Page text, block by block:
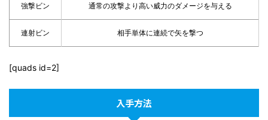
強撃ビン 通常の攻撃より高い威力のダメージを与える
連射ビン 相手単体に連続で矢を撃つ
[quads id=2]
入手方法